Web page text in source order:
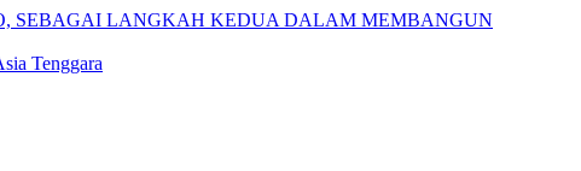
SEBAGAI LANGKAH KEDUA DALAM MEMBANGUN
Tenggara